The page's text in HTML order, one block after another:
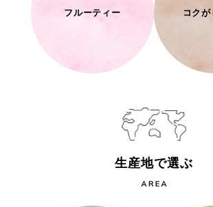
フルーティー コク
生産地で選ぶ